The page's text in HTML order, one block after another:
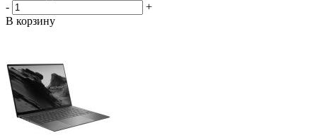
-
+
В корзину